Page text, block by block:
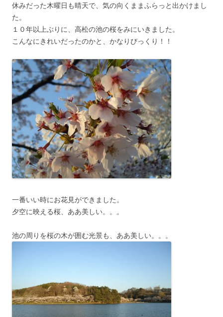
休みだった木曜日も晴天で、気の向くままふらっと出かけまし
た。
１０年以上ぶりに、高松の池の桜をみにいきました。
こんなにきれいだったのかと、かなりびっくり！！
一番いい時にお花見ができました。
夕空に映える桜、ああ美しい。。。
池の周りを桜の木が囲む光景も、ああ美しい。。。